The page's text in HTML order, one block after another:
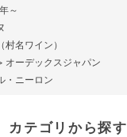
～
村名ワイン）
オーデックスジャパン
・ニーロン
カテゴリから探す